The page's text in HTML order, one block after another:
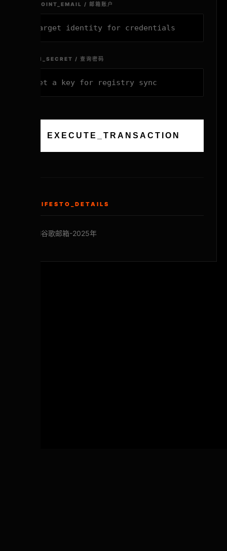
ENDPOINT_EMAIL / 邮箱账户
AUTH_SECRET / 查询密码
EXECUTE_TRANSACTION
MANIFESTO_DETAILS
gmail谷歌邮箱-2025年